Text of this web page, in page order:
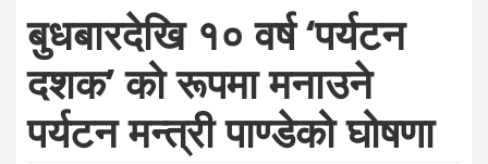
संघीय
प्रविधि
जीवनशैली
बुधबारदेखि १० वर्ष ‘पर्यटन
दशक’ को रूपमा मनाउने
पर्यटन मन्त्री पाण्डेको घोषणा